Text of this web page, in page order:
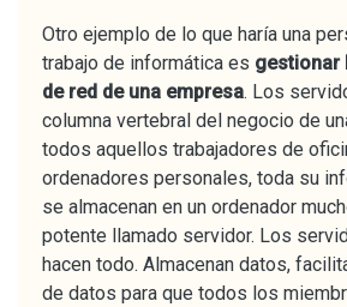
Otro ejemplo de lo que haría una
trabajo de informática es gestionar
de red de una empresa. Los
columna vertebral del negocio de
todos aquellos trabajadores de
ordenadores personales, toda su
se almacenan en un ordenador
potente llamado servidor. Los
hacen todo. Almacenan datos,
de datos para que todos los